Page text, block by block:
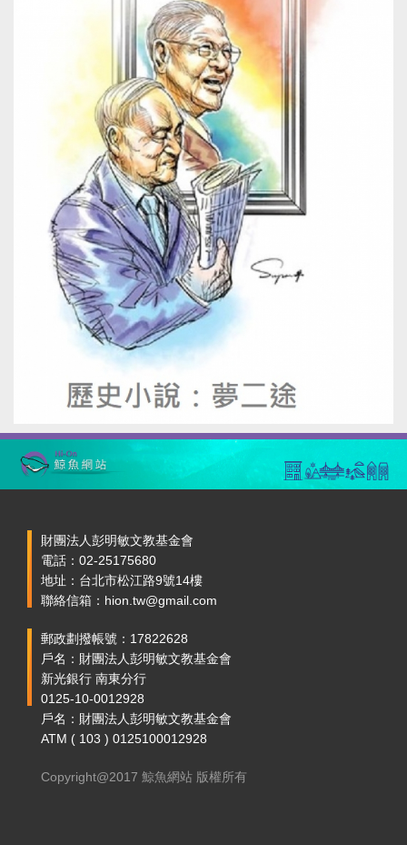
財團法人彭明敏文教基金會
電話：02-25175680
地址：台北市松江路9號14樓
聯絡信箱：hion.tw@gmail.com
郵政劃撥帳號：17822628
戶名：財團法人彭明敏文教基金會
新光銀行 南東分行
0125-10-0012928
戶名：財團法人彭明敏文教基金會
ATM ( 103 ) 0125100012928
Copyright@2017 鯨魚網站 版權所有